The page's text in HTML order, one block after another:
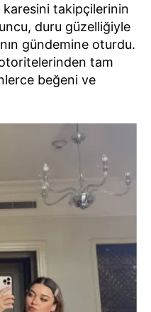
karesini takipçilerinin
duru güzelliğiyle
gündemine oturdu.
tam
beğeni ve